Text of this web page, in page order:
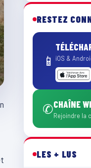
RESTEZ
📱 iOS &
✆CHAÎNE
Rejoindre la
LES + LUS